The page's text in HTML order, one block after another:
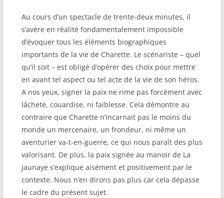
Au cours d’un spectacle de trente-deux minutes, il
s’avère en réalité fondamentalement impossible
d’évoquer tous les éléments biographiques
importants de la vie de Charette. Le scénariste – quel
qu’il soit – est obligé d’opérer des choix pour mettre
en avant tel aspect ou tel acte de la vie de son héros.
A nos yeux, signer la paix ne rime pas forcément avec
lâcheté, couardise, ni faiblesse. Cela démontre au
contraire que Charette n’incarnait pas le moins du
monde un mercenaire, un frondeur, ni même un
aventurier va-t-en-guerre, ce qui nous paraît des plus
valorisant. De plus, la paix signée au manoir de La
Jaunaye s’explique aisément et positivement par le
contexte. Nous n’en dirons pas plus car cela dépasse
le cadre du présent sujet.